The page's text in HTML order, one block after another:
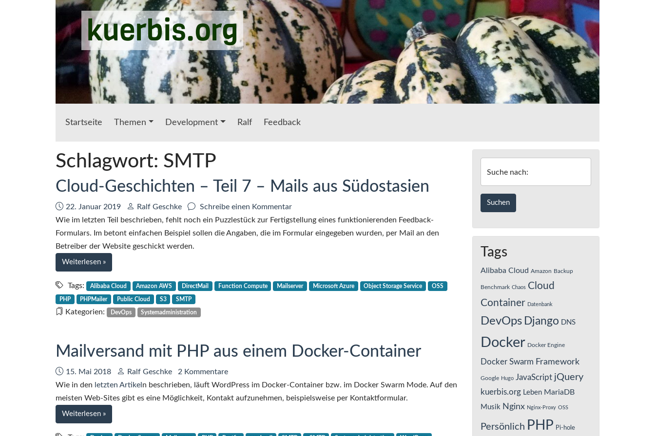
Zum Hauptinhalt springenkuerbis.org
Startseite Themen Development Ralf Feedback
Schlagwort: SMTP
Cloud-Geschichten – Teil 7 – Mails aus Südostasien
Datum:
22. Januar 2019 Autor:
Ralf Geschke Schreibe einen Kommentarzu
Cloud-
Geschichten
–
Wie im letzten Teil beschrieben, fehlt noch ein Puzzlestück zur Fertigstellung eines funktionierenden Feedback-
Formulars. Im betont einfachen Beispiel sollen die Angaben, die im Formular eingegeben wurden, per Mail an den
Betreiber der Website geschickt werden.
Weiterlesen bei
Cloud-
Geschichten
–
Teil
aus
Südostasien
»
Tags: Alibaba Cloud Amazon AWS DirectMail Function Compute Mailserver Microsoft Azure Object Storage Service OSS
PHP PHPMailer Public Cloud S3 SMTP
Kategorien: DevOps Systemadministration
Mailversand mit PHP aus einem Docker-Container
Datum:
15. Mai 2018 Autor:
Ralf Geschke
2 Kommentare
Wie in den letzten Artikel n beschrieben, läuft WordPress im Docker-Container bzw. im Docker Swarm Mode. Auf den
meisten Web-Sites gibt es eine Möglichkeit, Kontakt aufzunehmen, beispielsweise per Kontaktformular.
Weiterlesen bei
Mailversand
»
Suche nach:
Tags
Alibaba Cloud Amazon Backup
Benchmark Chaos Cloud
Container Datenbank
DevOps Django DNS
Docker Docker Engine
Docker Swarm Framework
Google Hugo JavaScript jQuery
kuerbis.org Leben MariaDB
Musik Nginx Nginx-Proxy OSS
Persönlich PHP Pi-hole